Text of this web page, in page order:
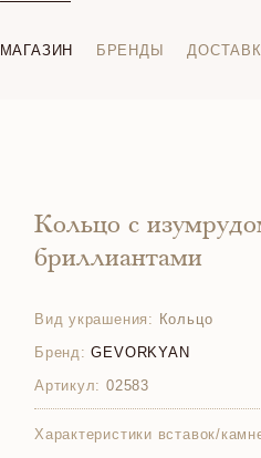
МАГАЗИН БРЕНДЫ
Кольцо с
бриллиантами
Вид украшения: Кольцо
Бренд: GEVORKYAN
Артикул: 02583
Характеристики вставок/